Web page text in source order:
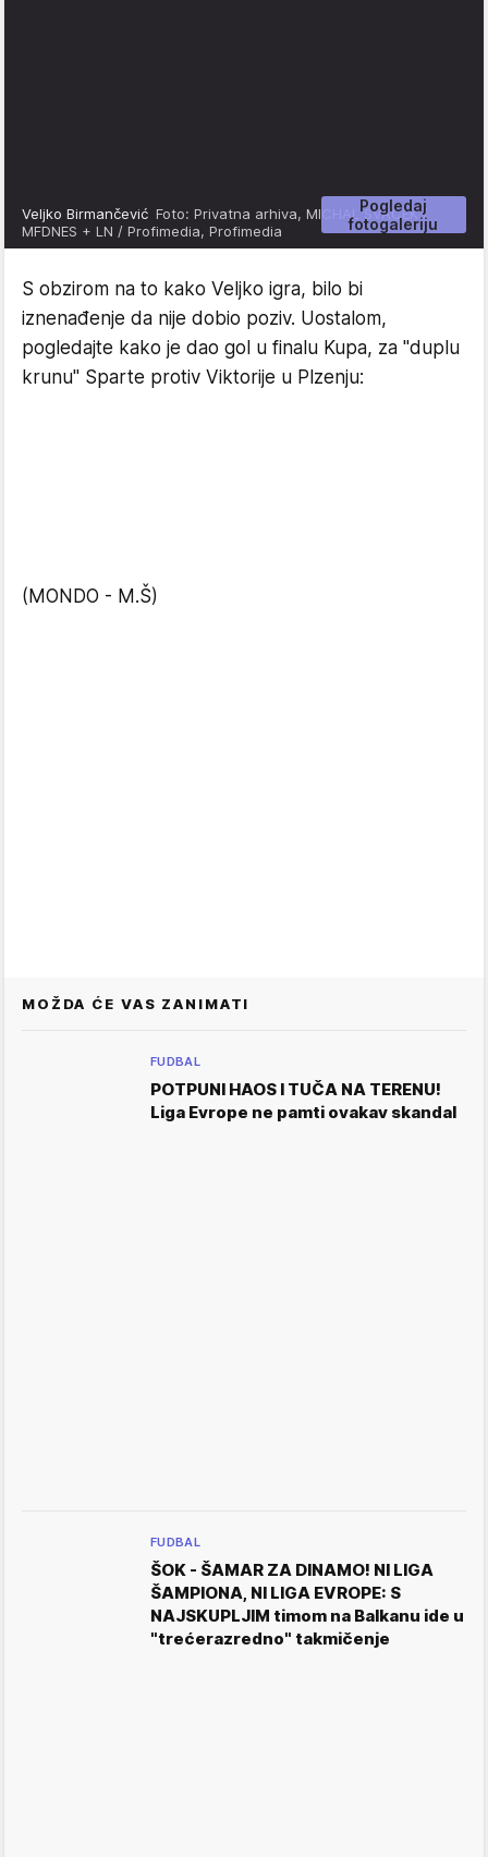
Pogledaj
fotogaleriju
Veljko Birmančević Foto: Privatna arhiva, MICHAL SVÁČEK /
MFDNES + LN / Profimedia, Profimedia
S obzirom na to kako Veljko igra, bilo bi
iznenađenje da nije dobio poziv. Uostalom,
pogledajte kako je dao gol u finalu Kupa, za "duplu
krunu" Sparte protiv Viktorije u Plzenju:
(MONDO - M.Š)
MOŽDA ĆE VAS ZANIMATI
FUDBAL
POTPUNI HAOS I TUČA NA TERENU!
Liga Evrope ne pamti ovakav skandal
FUDBAL
ŠOK - ŠAMAR ZA DINAMO! NI LIGA
ŠAMPIONA, NI LIGA EVROPE: S
NAJSKUPLJIM timom na Balkanu ide u
"trećerazredno" takmičenje